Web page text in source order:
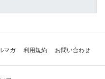
マガ 利用規約 お問い合わせ